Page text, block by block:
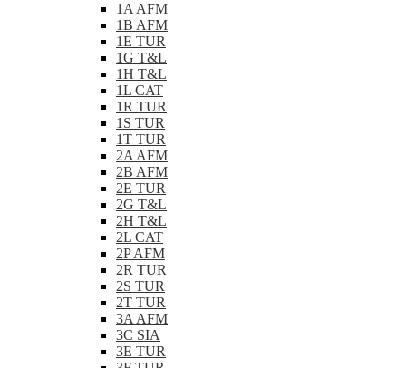
1A AFM
1B AFM
1E TUR
1G T&L
1H T&L
1L CAT
1R TUR
1S TUR
1T TUR
2A AFM
2B AFM
2E TUR
2G T&L
2H T&L
2L CAT
2P AFM
2R TUR
2S TUR
2T TUR
3A AFM
3C SIA
3E TUR